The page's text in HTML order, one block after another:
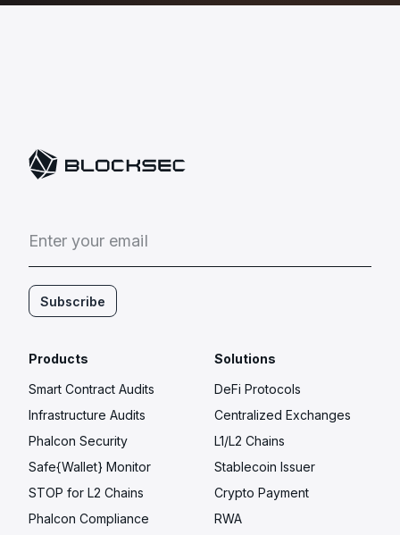
Enter your email
Subscribe
Products
Smart Contract Audits
Infrastructure Audits
Phalcon Security
Safe{Wallet} Monitor
STOP for L2 Chains
Phalcon Compliance
Solutions
DeFi Protocols
Centralized Exchanges
L1/L2 Chains
Stablecoin Issuer
Crypto Payment
RWA